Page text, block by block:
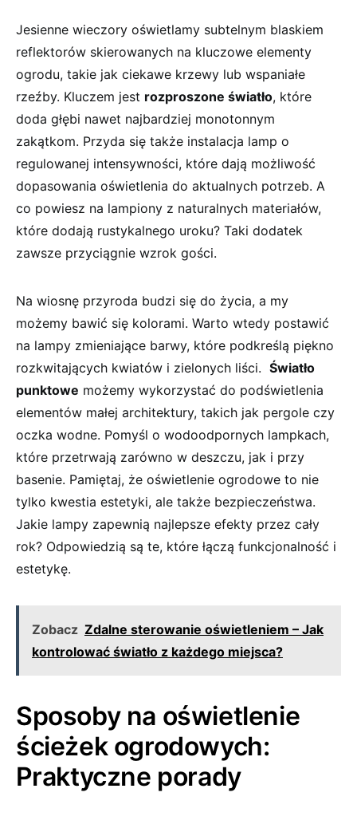
Jesienne wieczory ‌oświetlamy subtelnym blaskiem‍
reflektorów skierowanych na kluczowe elementy
ogrodu, takie jak ciekawe krzewy ⁤lub wspaniałe
rzeźby. Kluczem jest rozproszone światło, które⁤
doda głębi‍ nawet najbardziej ​monotonnym
zakątkom.‍ Przyda się także ‍instalacja lamp o
regulowanej ⁢intensywności, które dają​ możliwość
dopasowania oświetlenia do aktualnych potrzeb. A
co powiesz ⁣na lampiony z naturalnych⁢ materiałów,
które dodają⁣ rustykalnego‍ uroku? Taki ‌dodatek
zawsze przyciągnie wzrok gości.
Na wiosnę przyroda budzi ‌się do życia, a ‌my
możemy bawić się kolorami. ⁣Warto ‍wtedy postawić
na lampy zmieniające barwy, które podkreślą piękno
rozkwitających kwiatów i zielonych liści. ‍ Światło⁣
punktowe możemy‍ wykorzystać ​do ‍podświetlenia
elementów małej architektury, takich⁢ jak⁣ pergole czy
oczka wodne. Pomyśl o‍ wodoodpornych lampkach,
które przetrwają zarówno w ⁢deszczu, jak i przy‍
basenie.⁣ Pamiętaj, że oświetlenie ‌ogrodowe to ​nie​
tylko ​kwestia estetyki, ale także bezpieczeństwa.
Jakie lampy zapewnią najlepsze efekty przez cały
rok? Odpowiedzią są⁢ te, które ⁣łączą funkcjonalność i
estetykę.
Zobacz Zdalne sterowanie oświetleniem – Jak
kontrolować światło z każdego miejsca?
Sposoby na oświetlenie
ścieżek ‌ogrodowych:
⁤Praktyczne‌ porady